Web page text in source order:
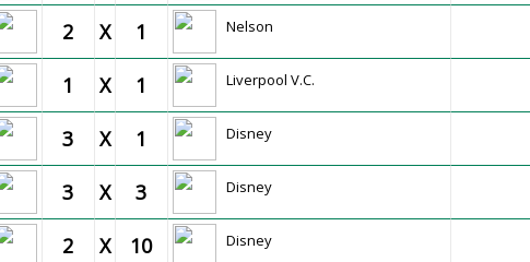
2 X 1 Nelson
1 X 1 Liverpool V.C.
3 X 1 Disney
3 X 3 Disney
2 X 10 Disney